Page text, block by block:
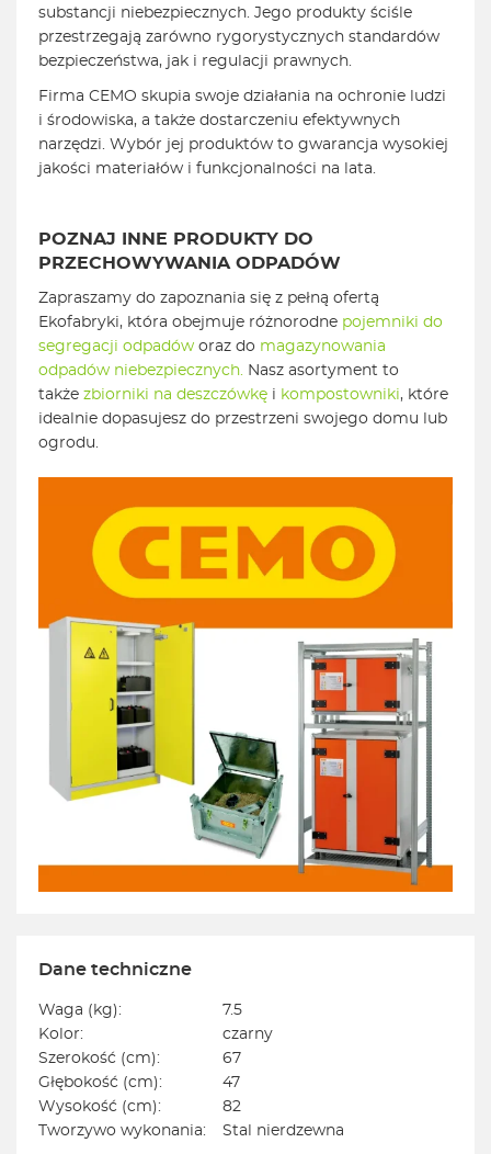
substancji niebezpiecznych. Jego produkty ściśle
przestrzegają zarówno rygorystycznych standardów
bezpieczeństwa, jak i regulacji prawnych.
Firma CEMO skupia swoje działania na ochronie ludzi
i środowiska, a także dostarczeniu efektywnych
narzędzi. Wybór jej produktów to gwarancja wysokiej
jakości materiałów i funkcjonalności na lata.
POZNAJ INNE PRODUKTY DO
PRZECHOWYWANIA ODPADÓW
Zapraszamy do zapoznania się z pełną ofertą
Ekofabryki, która obejmuje różnorodne pojemniki do
segregacji odpadów oraz do magazynowania
odpadów niebezpiecznych. Nasz asortyment to
także zbiorniki na deszczówkę i kompostowniki, które
idealnie dopasujesz do przestrzeni swojego domu lub
ogrodu.
Dane techniczne
Waga (kg):
7.5
Kolor:
czarny
Szerokość (cm):
67
Głębokość (cm):
47
Wysokość (cm):
82
Tworzywo wykonania:
Stal nierdzewna